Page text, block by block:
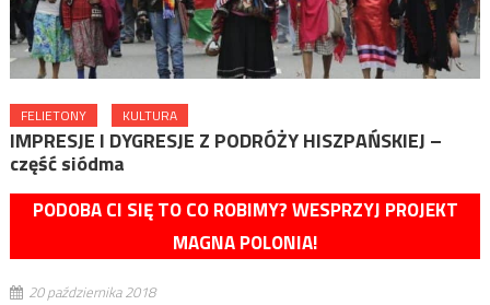
FELIETONY KULTURA
IMPRESJE I DYGRESJE Z PODRÓŻY HISZPAŃSKIEJ –
część siódma
PODOBA CI SIĘ TO CO ROBIMY? WESPRZYJ PROJEKT
MAGNA POLONIA!
20 października 2018